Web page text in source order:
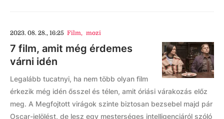
2023. 08. 28., 16:25 Film, mozi
7 film, amit még érdemes
várni idén
Legalább tucatnyi, ha nem több olyan film
érkezik még idén ősszel és télen, amit óriási várakozás előz
meg. A Megfojtott virágok szinte biztosan bezsebel majd pár
Oscar-jelölést, de lesz egy mesterséges intelligenciáról szóló